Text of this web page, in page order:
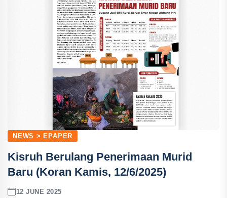
NEWS > EPAPER
Kisruh Berulang Penerimaan Murid
Baru (Koran Kamis, 12/6/2025)
12 JUNE 2025